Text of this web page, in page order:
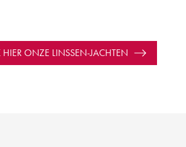
HIER ONZE LINSSEN-JACHTEN